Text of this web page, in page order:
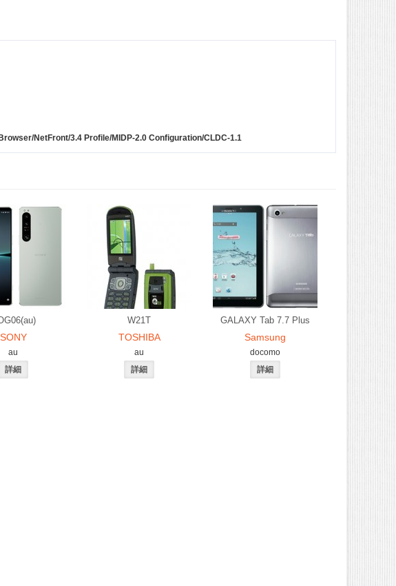
NetFront/3.4 Profile/MIDP-2.0 Configuration/CLDC-1.1
SONY
au
W21T
TOSHIBA
au
GALAXY Tab 7.7 Plus
Samsung
docomo